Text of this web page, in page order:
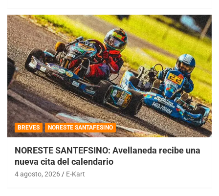
BREVES NORESTE SANTAFESINO
NORESTE SANTEFSINO: Avellaneda recibe una
nueva cita del calendario
4 agosto, 2026 E-Kart